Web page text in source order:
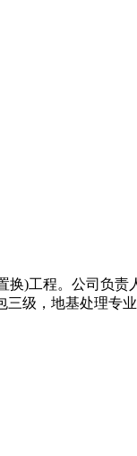
)工程。公司负
级，地基处理专业